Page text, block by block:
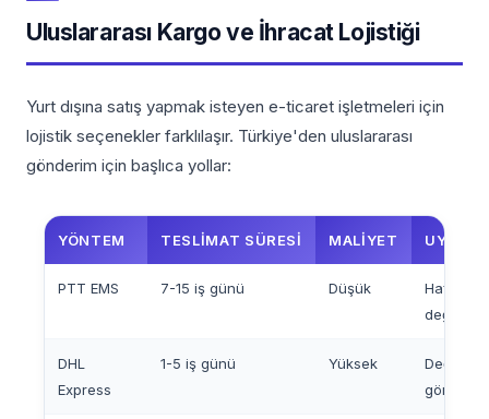
Uluslararası Kargo ve İhracat Lojistiği
Yurt dışına satış yapmak isteyen e-ticaret işletmeleri için
lojistik seçenekler farklılaşır. Türkiye'den uluslararası
gönderim için başlıca yollar:
YÖNTEM TESLIMAT SÜRESI MALIYET UYGUN
PTT EMS 7-15 iş günü Düşük
Hafif,
değerli
DHL
Express
1-5 iş günü Yüksek
Değerli,